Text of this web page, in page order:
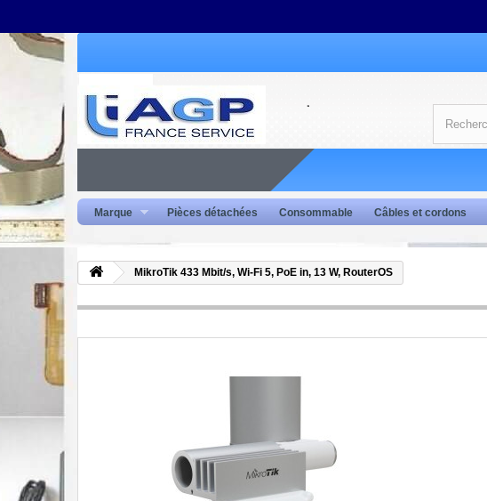
Marque Pièces détachées Consommable Câbles et cordons
MikroTik 433 Mbit/s, Wi-Fi 5, PoE in, 13 W, RouterOS